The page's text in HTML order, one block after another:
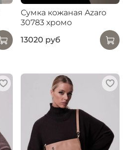
Сумка кожаная Azaro
30783 хромо
13020 руб